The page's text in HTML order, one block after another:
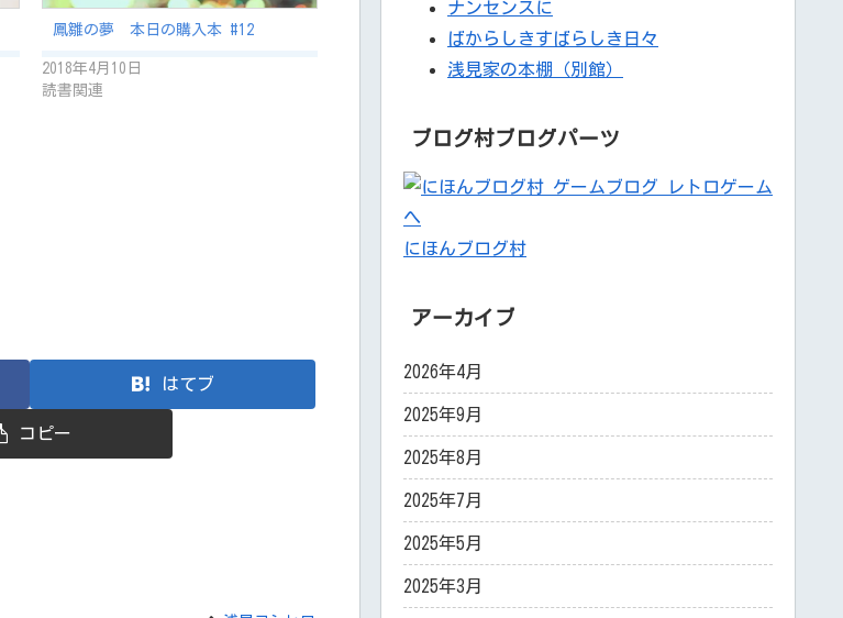
鳳雛の夢 本日の購入本 #12
2018年4月10日
読書関連
はてブ
コピー
ナンセンスに
ばからしきすばらしき日々
浅見家の本棚（別館）
ブログ村ブログパーツ
にほんブログ村
アーカイブ
2026年4月
2025年9月
2025年8月
2025年7月
2025年5月
2025年3月